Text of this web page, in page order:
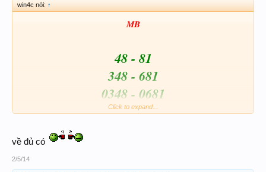
win4c nói: ↑
MB
48 - 81
348 - 681
0348 - 0681
Click to expand...
về đủ có
2/5/14